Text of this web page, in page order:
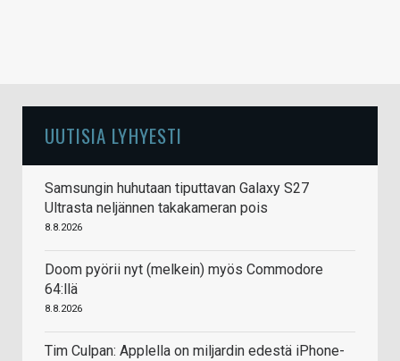
UUTISIA LYHYESTI
Samsungin huhutaan tiputtavan Galaxy S27
Ultrasta neljännen takakameran pois
8.8.2026
Doom pyörii nyt (melkein) myös Commodore
64:llä
8.8.2026
Tim Culpan: Applella on miljardin edestä iPhone-